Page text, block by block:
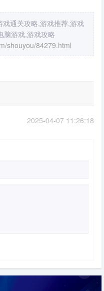
通关攻略,游戏推荐,游戏
脑游戏,游戏攻略
shouyou/84279.html
2025-04-07 11:26:18